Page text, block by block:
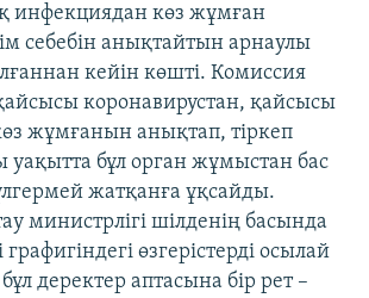
инфекциядан көз жұмған
себебін анықтайтын арнаулы
кейін көшті. Комиссия
коронавирустан, қайсысы
жұмғанын анықтап, тіркеп
бұл орган жұмыстан бас
жатқанға ұқсайды.
министрлігі шілденің басында
өзгерістерді осылай
бұл деректер аптасына бір рет –